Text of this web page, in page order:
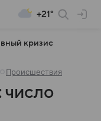
+21°
кризис
Происшествия
число